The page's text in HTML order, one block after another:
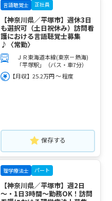
言語聴覚士 正社員
【神奈川県／平塚市】週休3日
も選択可（土日祝休み）訪問看
護における言語聴覚士募集
♪〈常勤〉
ＪＲ東海道本線(東京－熱海)
「平塚駅」（バス・車7分）
【月収】25.2万円 ～ 程度
保存する
理学療法士 パート
【神奈川県／平塚市】週2日
～・1日3時間～勤務OK！訪問